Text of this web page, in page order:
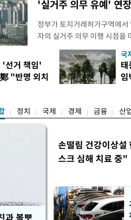
'실거주 의무 유예' 연
정부가 토지거래허가구역에
자의 실거주 의무 이행 시점을
를 올해 이후로 연장하는 방안
최근 발표한 2026년 세법개정
도하기 위해 양도소득세 중과
실거주 의무 이행도 일정기간
선거 책임'
"반명 외치
국
정치 국제 경제 금융 산
과 볼뽀
손떨림 건강이상
스크 심해 치료 중"